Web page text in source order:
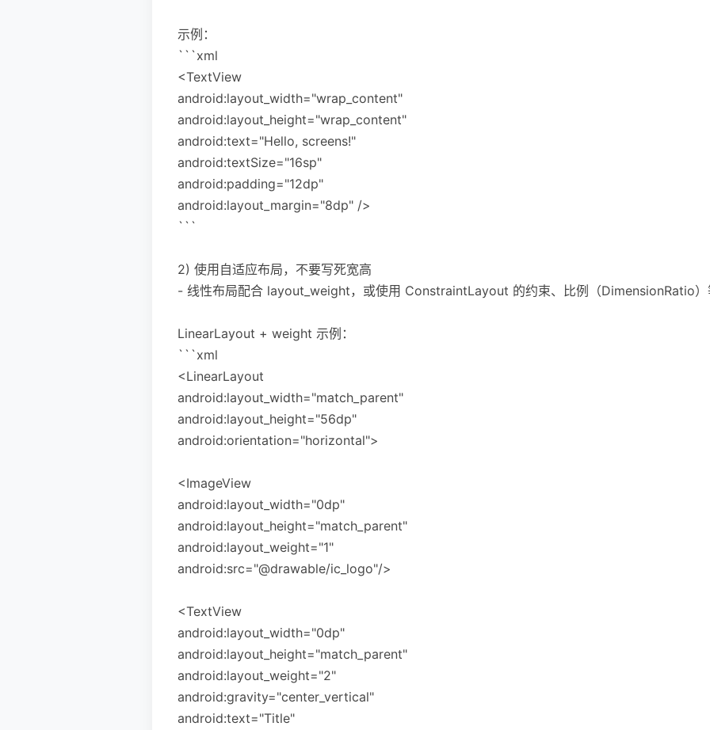
示例：
```xml
<TextView
android:layout_width="wrap_content"
android:layout_height="wrap_content"
android:text="Hello, screens!"
android:textSize="16sp"
android:padding="12dp"
android:layout_margin="8dp" />
```
2) 使用自适应布局，不要写死宽高
- 线性布局配合 layout_weight，或使用 ConstraintLayout 的约束、比例（DimensionRatio）
LinearLayout + weight 示例：
```xml
<LinearLayout
android:layout_width="match_parent"
android:layout_height="56dp"
android:orientation="horizontal">
<ImageView
android:layout_width="0dp"
android:layout_height="match_parent"
android:layout_weight="1"
android:src="@drawable/ic_logo"/>
<TextView
android:layout_width="0dp"
android:layout_height="match_parent"
android:layout_weight="2"
android:gravity="center_vertical"
android:text="Title"